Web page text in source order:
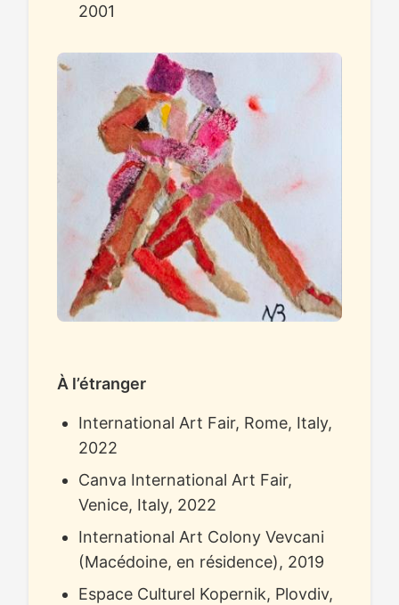
2001
À l’étranger
International Art Fair, Rome, Italy,
2022
Canva International Art Fair,
Venice, Italy, 2022
International Art Colony Vevcani
(Macédoine, en résidence), 2019
Espace Culturel Kopernik, Plovdiv,